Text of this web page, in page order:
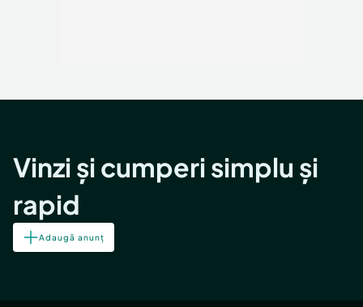
Vinzi și cumperi simplu și
rapid
Adaugă anunț